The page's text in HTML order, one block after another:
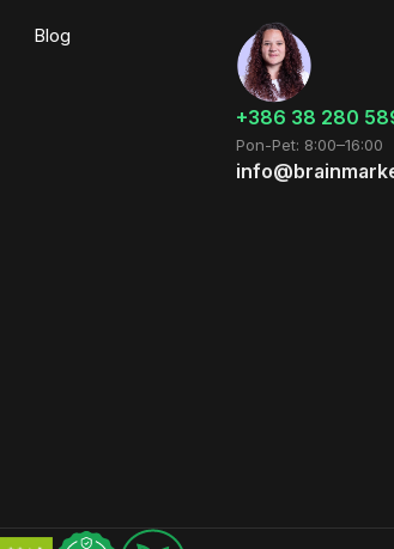
Blog
+386 38 280
Pon-Pet: 8:00–16:00